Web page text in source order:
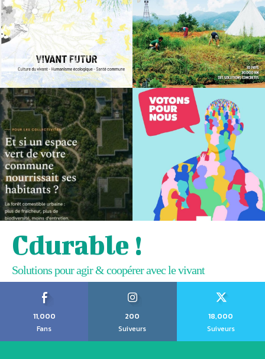
Cdurable !
Solutions pour agir & coopérer avec le vivant
11,000
Fans
200
Suiveurs
18,000
Suiveurs